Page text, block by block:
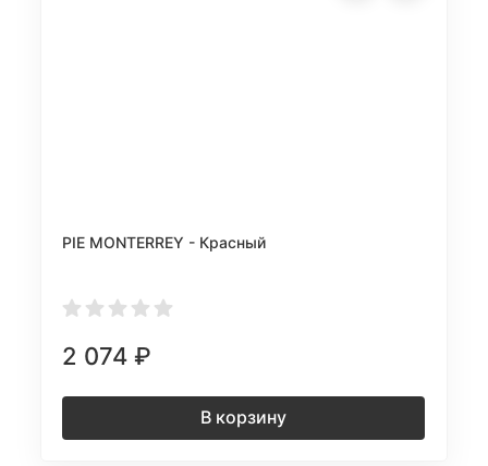
PIE MONTERREY - Красный
2 074₽
В корзину